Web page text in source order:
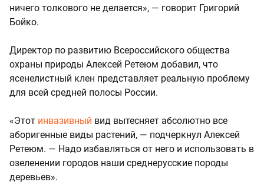
ничего толкового не делается», — говорит Григорий
Бойко.
Директор по развитию Всероссийского общества
охраны природы Алексей Ретеюм добавил, что
ясенелистный клен представляет реальную проблему
для всей средней полосы России.
«Этот инвазивный вид вытесняет абсолютно все
аборигенные виды растений, — подчеркнул Алексей
Ретеюм. — Надо избавляться от него и использовать в
озеленении городов наши среднерусские породы
деревьев».